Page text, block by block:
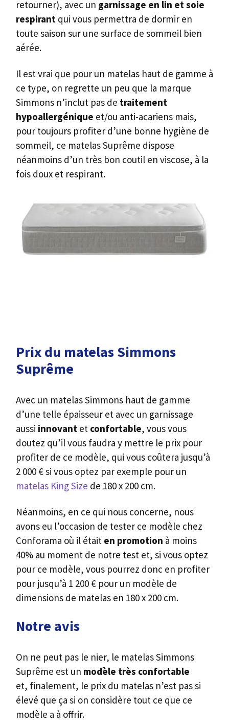
retourner), avec un garnissage en lin et soie
respirant qui vous permettra de dormir en
toute saison sur une surface de sommeil bien
aérée.
Il est vrai que pour un matelas haut de gamme à
ce type, on regrette un peu que la marque
Simmons n’inclut pas de traitement
hypoallergénique et/ou anti-acariens mais,
pour toujours profiter d’une bonne hygiène de
sommeil, ce matelas Suprême dispose
néanmoins d’un très bon coutil en viscose, à la
fois doux et respirant.
Prix du matelas Simmons
Suprême
Avec un matelas Simmons haut de gamme
d’une telle épaisseur et avec un garnissage
aussi innovant et confortable, vous vous
doutez qu’il vous faudra y mettre le prix pour
profiter de ce modèle, qui vous coûtera jusqu’à
2 000 € si vous optez par exemple pour un
matelas King Size de 180 x 200 cm.
Néanmoins, en ce qui nous concerne, nous
avons eu l’occasion de tester ce modèle chez
Conforama où il était en promotion à moins
40% au moment de notre test et, si vous optez
pour ce modèle, vous pourrez donc en profiter
pour jusqu’à 1 200 € pour un modèle de
dimensions de matelas en 180 x 200 cm.
Notre avis
On ne peut pas le nier, le matelas Simmons
Suprême est un modèle très confortable
et, finalement, le prix du matelas n’est pas si
élevé que ça si on considère tout ce que ce
modèle a à offrir.